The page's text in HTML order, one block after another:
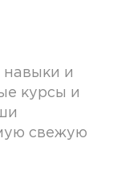
навыки и
курсы и
свежую